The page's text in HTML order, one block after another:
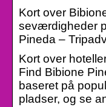
Kort over
seværdigheder
Pineda –
Kort over
Find Bibione
baseret på
pladser, og se